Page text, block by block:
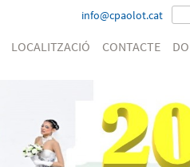
info@cpaolot.cat
LOCALITZACIÓ CONTACTE